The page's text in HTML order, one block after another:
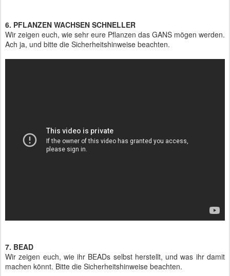
6. PFLANZEN WACHSEN SCHNELLER
Wir zeigen euch, wie sehr eure Pflanzen das GANS mögen werden.
Ach ja, und bitte die Sicherheitshinweise beachten.
7. BEAD
Wir zeigen euch, wie ihr BEADs selbst herstellt, und was ihr damit
machen könnt. Bitte die Sicherheitshinweise beachten.